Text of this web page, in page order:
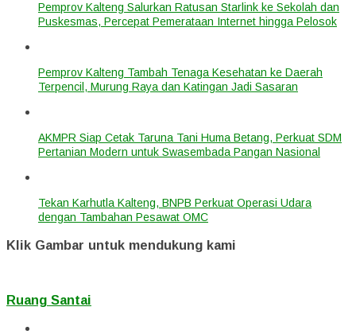
Pemprov Kalteng Salurkan Ratusan Starlink ke Sekolah dan
Puskesmas, Percepat Pemerataan Internet hingga Pelosok
Pemprov Kalteng Tambah Tenaga Kesehatan ke Daerah
Terpencil, Murung Raya dan Katingan Jadi Sasaran
AKMPR Siap Cetak Taruna Tani Huma Betang, Perkuat SDM
Pertanian Modern untuk Swasembada Pangan Nasional
Tekan Karhutla Kalteng, BNPB Perkuat Operasi Udara
dengan Tambahan Pesawat OMC
Klik Gambar untuk mendukung kami
Ruang Santai